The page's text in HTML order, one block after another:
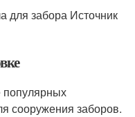
для забора Источник
популярных
сооружения заборов.